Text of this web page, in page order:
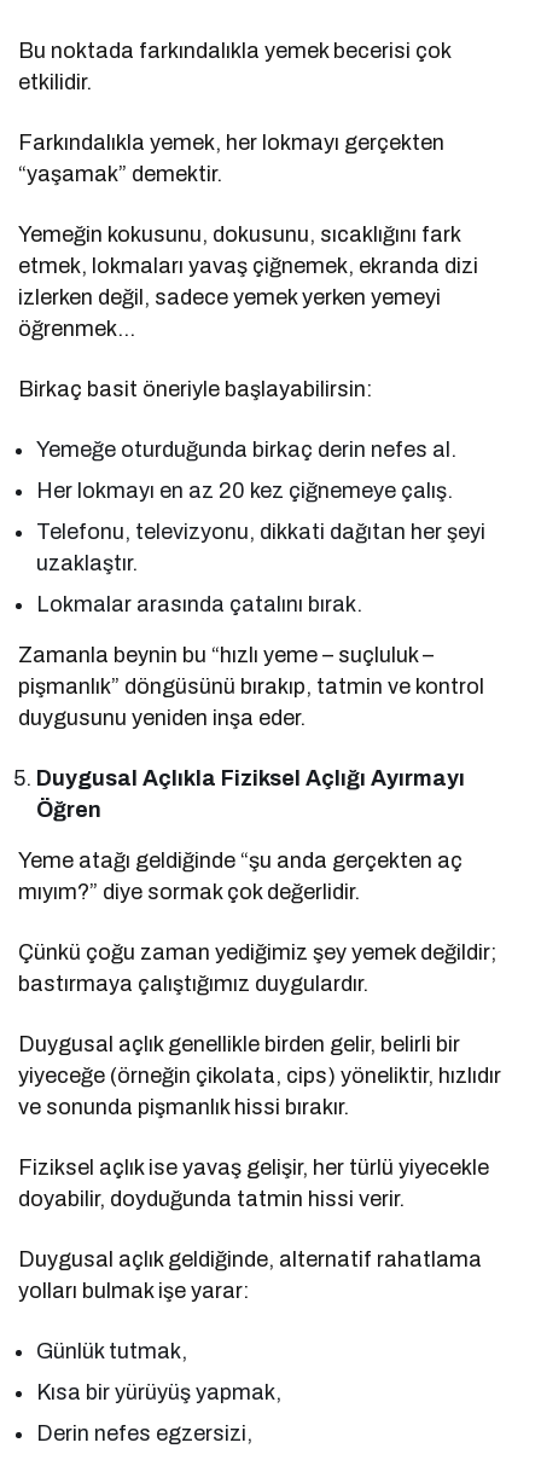
Bu noktada farkındalıkla yemek becerisi çok
etkilidir.
Farkındalıkla yemek, her lokmayı gerçekten
“yaşamak” demektir.
Yemeğin kokusunu, dokusunu, sıcaklığını fark
etmek, lokmaları yavaş çiğnemek, ekranda dizi
izlerken değil, sadece yemek yerken yemeyi
öğrenmek…
Birkaç basit öneriyle başlayabilirsin:
Yemeğe oturduğunda birkaç derin nefes al.
Her lokmayı en az 20 kez çiğnemeye çalış.
Telefonu, televizyonu, dikkati dağıtan her şeyi
uzaklaştır.
Lokmalar arasında çatalını bırak.
Zamanla beynin bu “hızlı yeme – suçluluk –
pişmanlık” döngüsünü bırakıp, tatmin ve kontrol
duygusunu yeniden inşa eder.
Duygusal Açlıkla Fiziksel Açlığı Ayırmayı
Öğren
Yeme atağı geldiğinde “şu anda gerçekten aç
mıyım?” diye sormak çok değerlidir.
Çünkü çoğu zaman yediğimiz şey yemek değildir;
bastırmaya çalıştığımız duygulardır.
Duygusal açlık genellikle birden gelir, belirli bir
yiyeceğe (örneğin çikolata, cips) yöneliktir, hızlıdır
ve sonunda pişmanlık hissi bırakır.
Fiziksel açlık ise yavaş gelişir, her türlü yiyecekle
doyabilir, doyduğunda tatmin hissi verir.
Duygusal açlık geldiğinde, alternatif rahatlama
yolları bulmak işe yarar:
Günlük tutmak,
Kısa bir yürüyüş yapmak,
Derin nefes egzersizi,